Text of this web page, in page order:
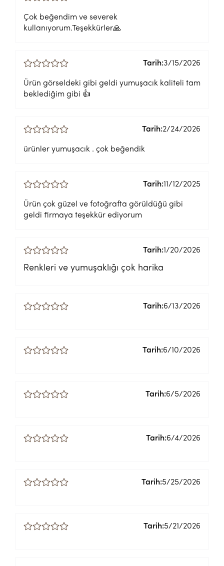
Çok beğendim ve severek
kullanıyorum.Teşekkürler🙏
Tarih:3/15/2026
Ürün görseldeki gibi geldi yumuşacık kaliteli tam
beklediğim gibi 👍
Tarih:2/24/2026
ürünler yumuşacık . çok beğendik
Tarih:11/12/2025
Ürün çok güzel ve fotoğrafta görüldüğü gibi
geldi firmaya teşekkür ediyorum
Tarih:1/20/2026
Renkleri ve yumuşaklığı çok harika
Tarih:6/13/2026
Tarih:6/10/2026
Tarih:6/5/2026
Tarih:6/4/2026
Tarih:5/25/2026
Tarih:5/21/2026